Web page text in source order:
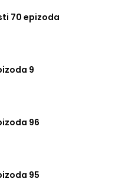
70 epizoda
9
96
95